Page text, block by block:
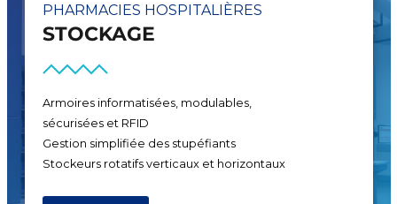
PHARMACIES HOSPITALIÈRES
FABRICATION
Préparation efficace et hygiénique de tous les
médicaments semi-solides en système clos
Qualité constante des médicaments
Simplification des flux de travail quotidiens